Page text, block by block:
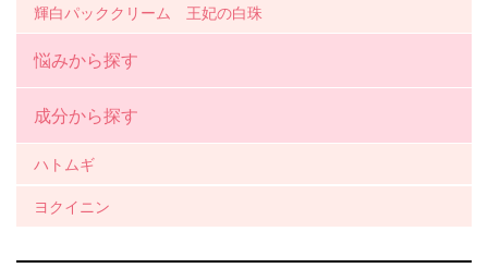
輝白パッククリーム 王妃の白珠
悩みから探す
成分から探す
ハトムギ
ヨクイニン